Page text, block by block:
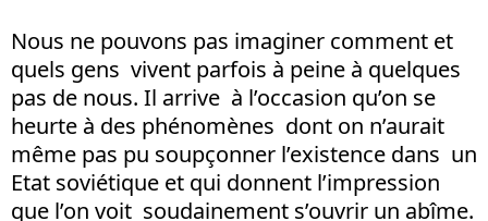
Nous ne pouvons pas imaginer comment et
quels gens vivent parfois à peine à quelques
pas de nous. Il arrive à l’occasion qu’on se
heurte à des phénomènes dont on n’aurait
même pas pu soupçonner l’existence dans un
Etat soviétique et qui donnent l’impression
que l’on voit soudainement s’ouvrir un abîme.